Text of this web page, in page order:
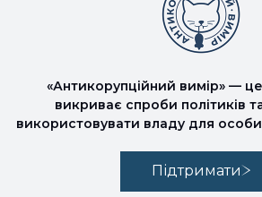
«Антикорупційний вимір» —
викриває спроби політиків
використовувати владу для
Підтримати